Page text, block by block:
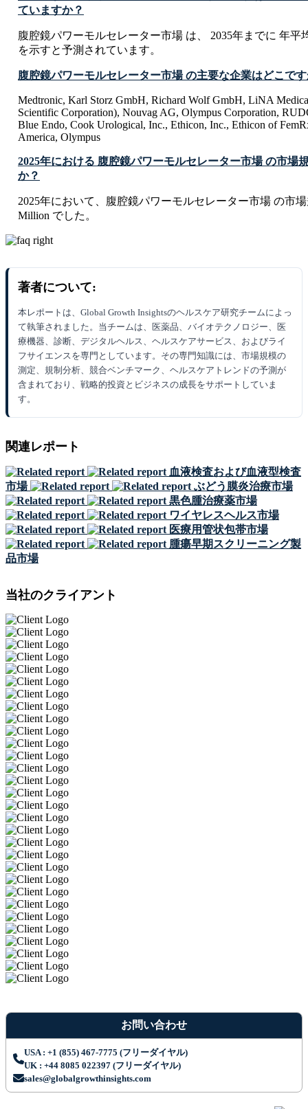
ていますか？
腹腔鏡パワーモルセレーター市場 は、 2035年までに 年平
を示すと予測されています。
腹腔鏡パワーモルセレーター市場 の主要な企業はどこで
Medtronic, Karl Storz GmbH, Richard Wolf GmbH, LiNA
Scientific Corporation), Nouvag AG, Olympus Corporation,
Blue Endo, Cook Urological, Inc., Ethicon, Inc., Ethicon of
America, Olympus
2025年における 腹腔鏡パワーモルセレーター市場 の市場
か？
2025年において、腹腔鏡パワーモルセレーター市場 の市
Million でした。
著者について:
本レポートは、Global Growth Insightsのヘルスケア研究チームによっ
て執筆されました。当チームは、医薬品、バイオテクノロジー、医
療機器、診断、デジタルヘルス、ヘルスケアサービス、およびライ
フサイエンスを専門としています。その専門知識には、市場規模の
測定、規制分析、競合ベンチマーク、ヘルスケアトレンドの予測が
含まれており、戦略的投資とビジネスの成長をサポートしていま
す。
関連レポート
血液検査および血液型検査
市場
ぶどう膜炎治療市場
黒色腫治療薬市場
ワイヤレスヘルス市場
医療用管状包帯市場
腫瘍早期スクリーニング製
品市場
当社のクライアント
お問い合わせ
USA : +1 (855) 467-7775 (フリーダイヤル)
UK : +44 8085 022397 (フリーダイヤル)
sales@globalgrowthinsights.com